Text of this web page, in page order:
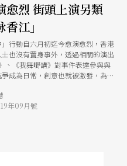
，編劇是莊梅岩，華語翻譯是江佳
劇中壓抑不自由的氛圍，我塑造了一
，僅4盞仿古綠瓷檯燈。當角色登場
燈打開。飾演兩位老人家的竺定誼
軟帽壓低帽沿，幾乎看不到表情，
聲音情緒打動人心。 《5月35日》
，是一群如幽靈的年輕人發出了怒
衝破自己身處的籠牢」，這些字
麼夠呢？在讀劇會的最後一刻，我
愈烈 街頭上演另類
香江」
行動自六月初迄今愈演愈烈，香港
也沒有置身事外，透過相關的演出
、《我舞嘢講》對事件表達參與與
成為日常，創意也就被激發，為了
照向太空館外牆測試「起火」的可
了一幕另類的「幻彩詠香江」。
年09月號